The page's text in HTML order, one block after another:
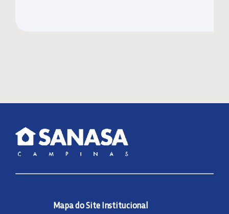
Mapa do Site Institucional